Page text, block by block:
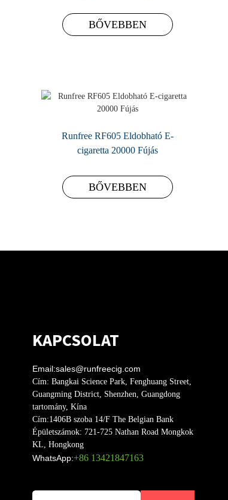
BŐVEBBEN
Runfree RF605 Eldobható E-
cigaretta 20000 Fújás
BŐVEBBEN
KAPCSOLAT
Email:sales@runfreecig.com
Cím: Bangkai Science Park, Fenghuang Street,
Guangming District, Shenzhen, Guangdong
tartomány, Kína
Cím:1406B szoba 14/F The Belgian Bank
Épületszámok: 721-725 Nathan Road Mongkok
KL, Hongkong
WhatsApp:+86 13421847163